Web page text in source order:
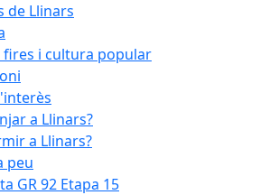
de Llinars
fires i cultura popular
a Llinars?
a Llinars?
peu
GR 92 Etapa 15